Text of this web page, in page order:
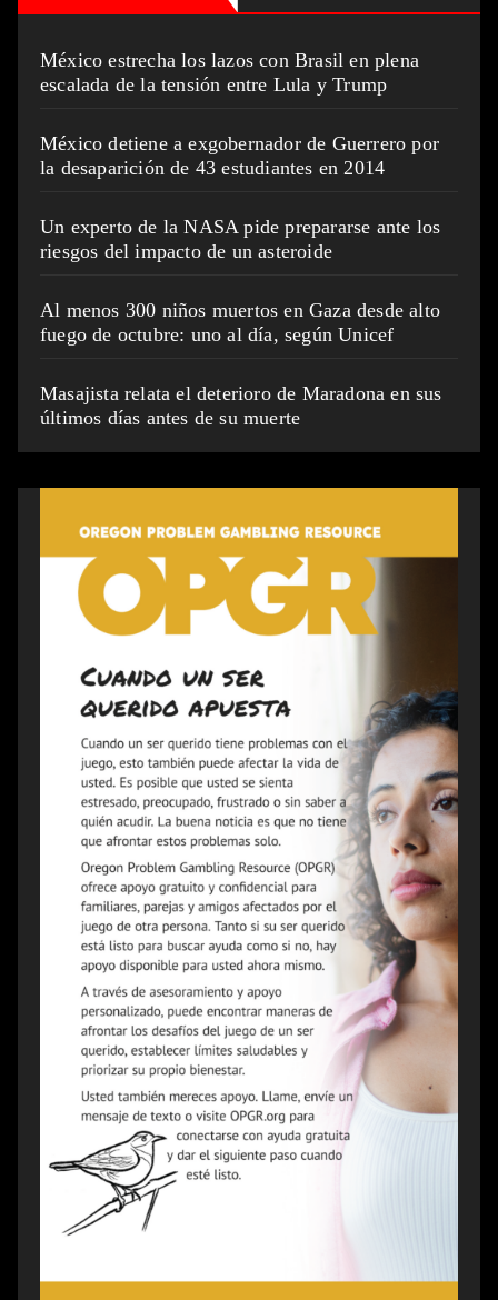
México estrecha los lazos con Brasil en plena
escalada de la tensión entre Lula y Trump
México detiene a exgobernador de Guerrero por
la desaparición de 43 estudiantes en 2014
Un experto de la NASA pide prepararse ante los
riesgos del impacto de un asteroide
Al menos 300 niños muertos en Gaza desde alto
fuego de octubre: uno al día, según Unicef
Masajista relata el deterioro de Maradona en sus
últimos días antes de su muerte